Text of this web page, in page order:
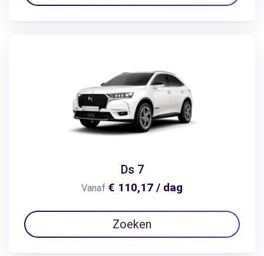
Ds 7
Vanaf € 110,17 / dag
Zoeken